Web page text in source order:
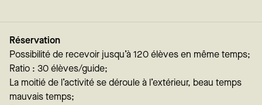
Réservation
Possibilité de recevoir jusqu’à 120 élèves en même temps;
Ratio : 30 élèves/guide;
La moitié de l’activité se déroule à l’extérieur, beau temps
mauvais temps;